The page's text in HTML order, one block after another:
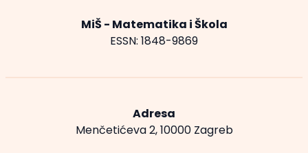
MiŠ - Matematika i Škola
ESSN: 1848-9869
Adresa
Menčetićeva 2, 10000 Zagreb